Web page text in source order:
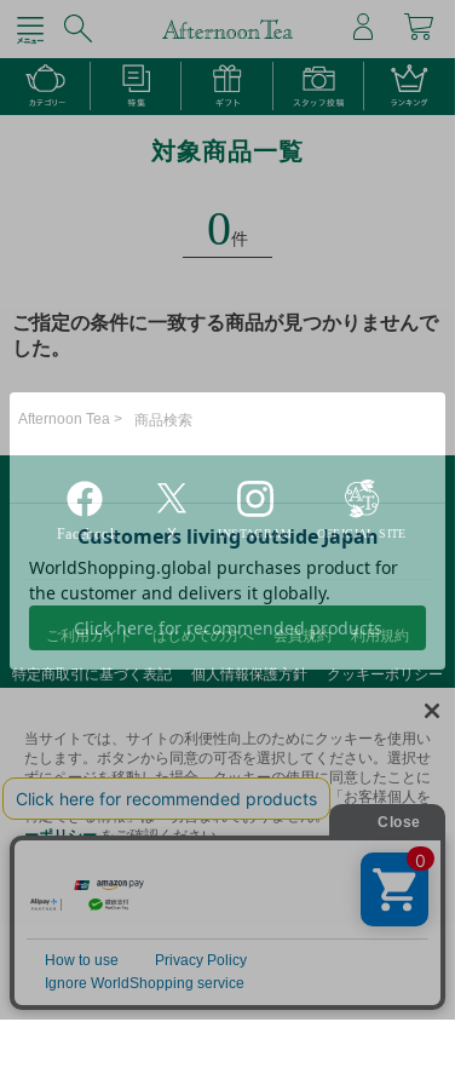
対象商品一覧
0件
絞り込み
ご指定の条件に一致する商品が見つかりませんで
した。
Afternoon Tea > 商品検索
ご利用ガイド はじめての方へ 会員規約 利用規約
特定商取引に基づく表記 個人情報保護方針 クッキーポリシー
Afternoon Tea(アフタヌーンティー)公式オンラインストアで
毎日新商品をご用意しています。
また、ギフトセットなどギフトにぴったりの
当サイトでは、サイトの利便性向上のためにクッキーを使用い
たします。ボタンから同意の可否を選択してください。選択せ
ずにページを移動した場合、クッキーの使用に同意したことに
なります。クッキーを通じて収集する情報には「お客様個人を
特定できる情報」は一切含まれておりません。詳細は
クッキ
ーポリシーをご確認ください。
Cookie 設定